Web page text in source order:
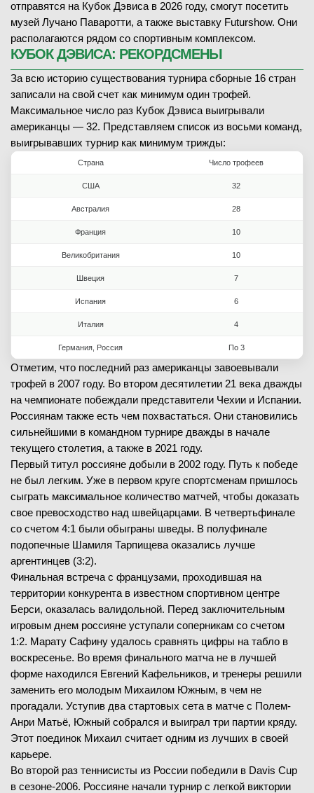
—
08.02.2026 —
C. Abua
A. Usmonjonov
Жомбор Пирош
Итан Куинн(50)
08.02.2026
ЗАВЕРШЁН
—
I. Ivanov(669)
В Рафаэль Коллиньон(62)
1-й сет
2-й сет 2-6
08.02.2026 —
I. Radulov(509)
Рафаэль Коллиньон(62)
—
отправятся на Кубок Дэвиса в 2026 году, смогут посетить
музей Лучано Паваротти, а также выставку Futurshow. Они
располагаются рядом со спортивным комплексом.
КУБОК ДЭВИСА: РЕКОРДСМЕНЫ
За всю историю существования турнира сборные 16 стран
записали на свой счет как минимум один трофей.
Максимальное число раз Кубок Дэвиса выигрывали
американцы — 32. Представляем список из восьми команд,
выигрывавших турнир как минимум трижды:
Страна Число трофеев
США 32
Австралия 28
Франция 10
Великобритания 10
Швеция 7
Испания 6
Италия 4
Германия, Россия По 3
Отметим, что последний раз американцы завоевывали
трофей в 2007 году. Во втором десятилетии 21 века дважды
на чемпионате побеждали представители Чехии и Испании.
Россиянам также есть чем похвастаться. Они становились
сильнейшими в командном турнире дважды в начале
текущего столетия, а также в 2021 году.
Первый титул россияне добыли в 2002 году. Путь к победе
не был легким. Уже в первом круге спортсменам пришлось
сыграть максимальное количество матчей, чтобы доказать
свое превосходство над швейцарцами. В четвертьфинале
со счетом 4:1 были обыграны шведы. В полуфинале
подопечные Шамиля Тарпищева оказались лучше
аргентинцев (3:2).
Финальная встреча с французами, проходившая на
территории конкурента в известном спортивном центре
Берси, оказалась валидольной. Перед заключительным
игровым днем россияне уступали соперникам со счетом
1:2. Марату Сафину удалось сравнять цифры на табло в
воскресенье. Во время финального матча не в лучшей
форме находился Евгений Кафельников, и тренеры решили
заменить его молодым Михаилом Южным, в чем не
прогадали. Уступив два стартовых сета в матче с Полем-
Анри Матьё, Южный собрался и выиграл три партии кряду.
Этот поединок Михаил считает одним из лучших в своей
карьере.
Во второй раз теннисисты из России победили в Davis Cup
в сезоне-2006. Россияне начали турнир с легкой виктории